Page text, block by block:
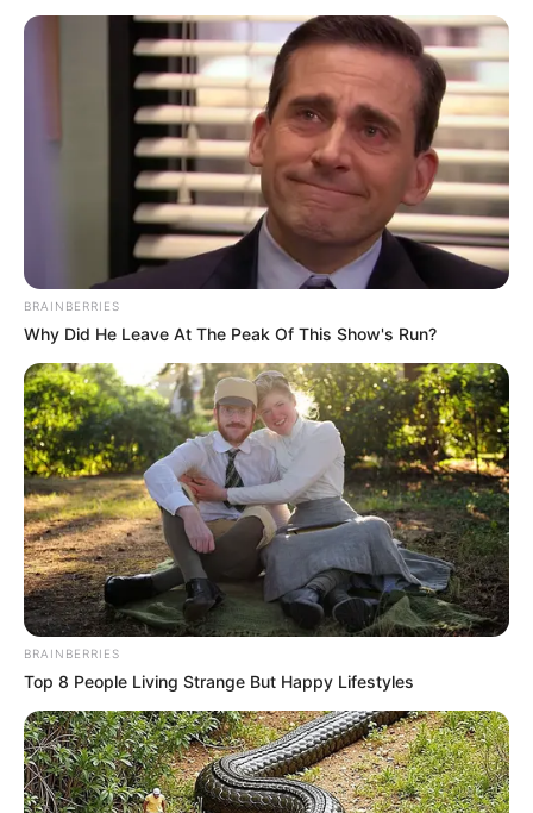
BRAINBERRIES
Why Did He Leave At The Peak Of This Show's Run?
BRAINBERRIES
Top 8 People Living Strange But Happy Lifestyles